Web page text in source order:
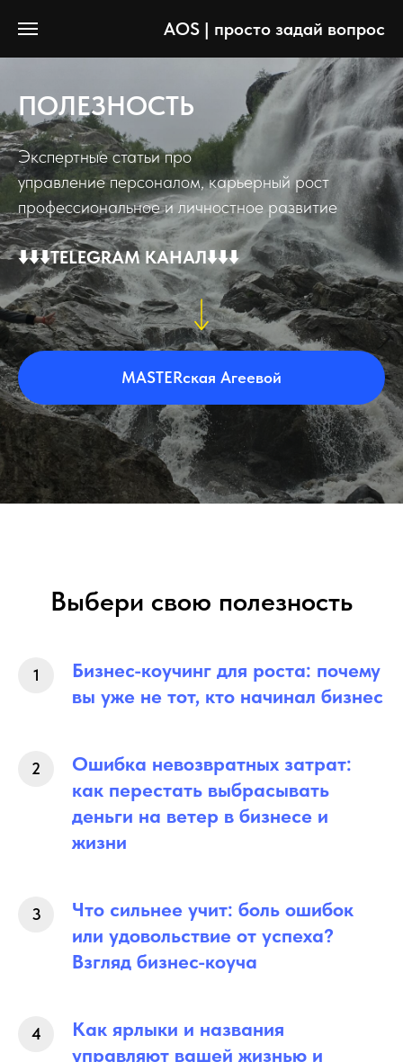
AOS | просто задай вопрос
ПОЛЕЗНОСТЬ
Экспертные статьи про
управление персоналом, карьерный рост
профессиональное и личностное развитие
⬇️⬇️⬇️TELEGRAM КАНАЛ⬇️⬇️⬇️
MASTERская Агеевой
Выбери свою полезность
Бизнес-коучинг для роста: почему
вы уже не тот, кто начинал бизнес
Ошибка невозвратных затрат:
как перестать выбрасывать
деньги на ветер в бизнесе и
жизни
Что сильнее учит: боль ошибок
или удовольствие от успеха?
Взгляд бизнес-коуча
Как ярлыки и названия
управляют вашей жизнью и